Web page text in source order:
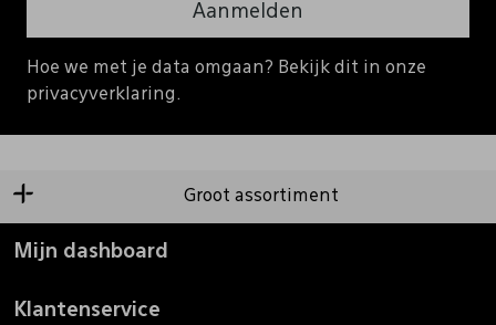
Aanmelden
Hoe we met je data omgaan? Bekijk dit in onze
privacyverklaring.
Groot assortiment
Mijn dashboard
Klantenservice